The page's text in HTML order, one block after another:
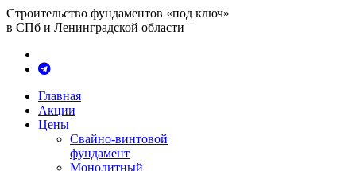
Строительство фундаментов «под ключ»
в СПб и Ленинградской области
Главная
Акции
Цены
Свайно-винтовой
фундамент
Монолитный